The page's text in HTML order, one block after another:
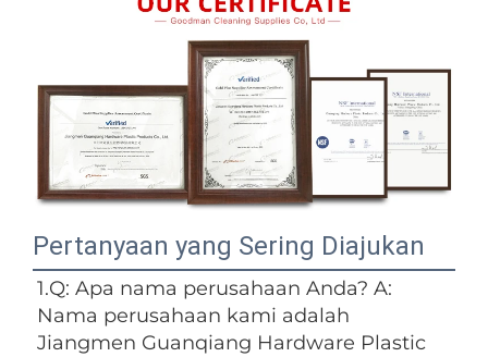
Pertanyaan yang Sering Diajukan
1.Q: Apa nama perusahaan Anda? A:
Nama perusahaan kami adalah
Jiangmen Guanqiang Hardware Plastic